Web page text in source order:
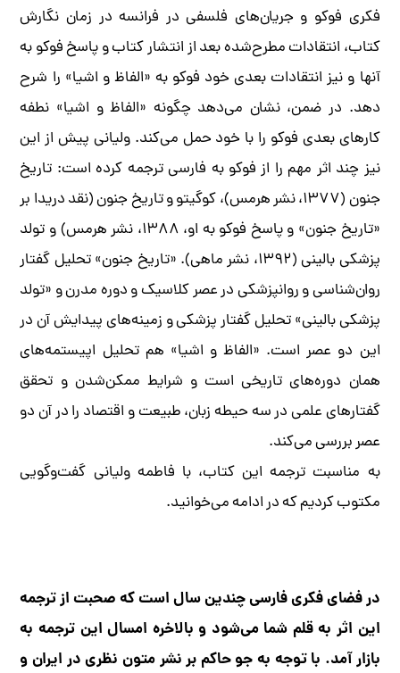
فکری فوکو و جریان‌های فلسفی در فرانسه در زمان نگارش
کتاب، انتقادات مطرح‌شده بعد از انتشار کتاب و پاسخ فوکو به
آنها و نیز انتقادات بعدی خود فوکو به «الفاظ و اشیا» را شرح
دهد. در ضمن، نشان می‌دهد چگونه «الفاظ و اشیا» نطفه
کارهای بعدی فوکو را با خود حمل می‌کند. ولیانی پیش از این
نیز چند اثر مهم را از فوکو به فارسی ترجمه کرده است: تاریخ
جنون (۱۳۷۷، نشر هرمس)، کوگیتو و تاریخ جنون (نقد دریدا بر
«تاریخ جنون» و پاسخ فوکو به او، ۱۳۸۸، نشر هرمس) و تولد
پزشکی بالینی (۱۳۹۲، نشر ماهی). «تاریخ جنون» تحلیل گفتار
روان‌شناسی و روانپزشکی در عصر کلاسیک و دوره مدرن و «تولد
پزشکی بالینی» تحلیل گفتار پزشکی و زمینه‌های پیدایش آن در
این دو عصر است. «الفاظ و اشیا» هم تحلیل اپیستمه‌های
همان دوره‌های تاریخی است و شرایط ممکن‌شدن و تحقق
گفتارهای علمی در سه حیطه زبان، طبیعت و اقتصاد را در آن دو
عصر بررسی می‌کند.
به مناسبت ترجمه این کتاب، با فاطمه ولیانی گفت‌و‌گویی
مکتوب کردیم که در ادامه می‌خوانید.
در فضای فکری فارسی چندین سال است که صحبت از ترجمه
این اثر به قلم شما می‌شود و بالاخره امسال این ترجمه به
بازار آمد. با توجه به جو حاکم بر نشر متون نظری در ایران و